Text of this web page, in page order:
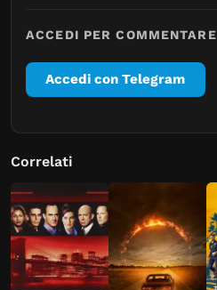
ACCEDI PER COMMENTARE
Accedi con Telegram
Correlati